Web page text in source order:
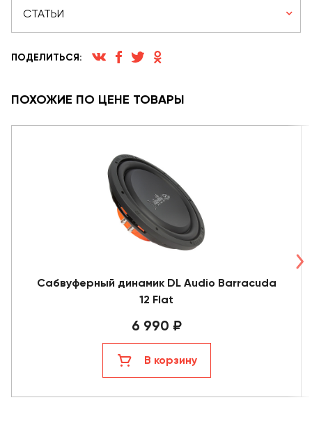
СТАТЬИ
ПОДЕЛИТЬСЯ:
ПОХОЖИЕ ПО ЦЕНЕ ТОВАРЫ
Сабвуферный динамик DL Audio Barracuda
12 Flat
6 990 ₽
В корзину